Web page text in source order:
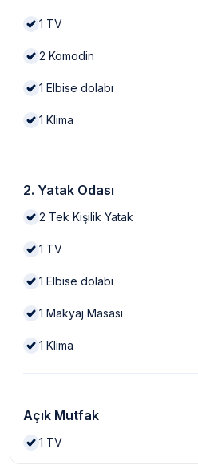
1 TV
2 Komodin
1 Elbise dolabı
1 Klima
2. Yatak Odası
2 Tek Kişilik Yatak
1 TV
1 Elbise dolabı
1 Makyaj Masası
1 Klima
Açık Mutfak
1 TV